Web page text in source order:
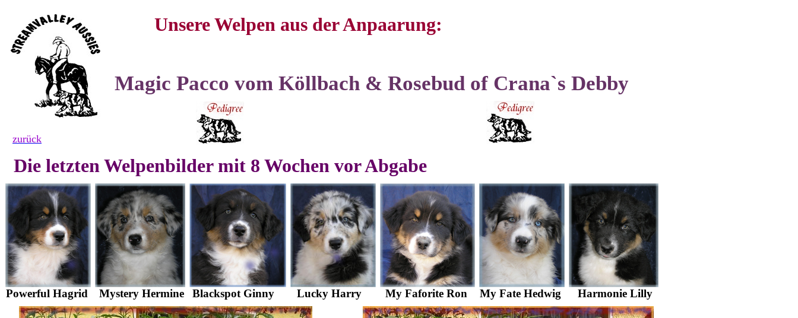
zurück
Unsere Welpen aus der Anpaarung:
Magic Pacco vom Köllbach & Rosebud of Crana`s Debby
Die letzten Welpenbilder mit 8 Wochen vor Abgabe
Powerful Hagrid Mystery Hermine Blackspot Ginny Lucky Harry My Faforite Ron My Fate Hedwig Harmonie Lilly